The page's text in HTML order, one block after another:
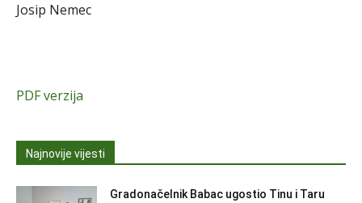
Josip Nemec
PDF verzija
Najnovije vijesti
Gradonačelnik Babac ugostio Tinu i Taru